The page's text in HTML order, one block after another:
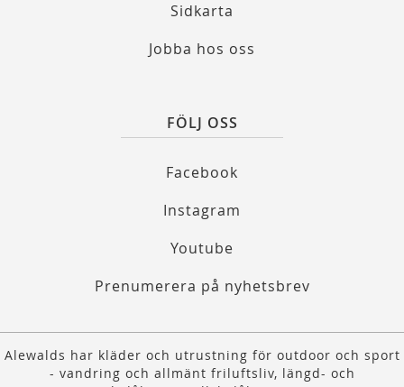
Sidkarta
Jobba hos oss
FÖLJ OSS
Facebook
Instagram
Youtube
Prenumerera på nyhetsbrev
Alewalds har kläder och utrustning för outdoor och sport
- vandring och allmänt friluftsliv, längd- och